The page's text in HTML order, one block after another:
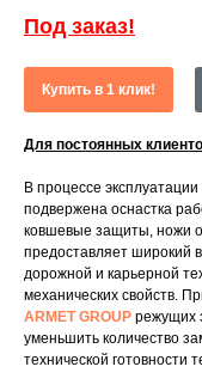
Под заказ!
Купить в 1 клик!
Для постоянных
В процессе
подвержена оснастка
ковшевые защиты, ножи
предоставляет широкий
дорожной и карьерной
механических свойств.
ARMET GROUP режущих
уменьшить количество
технической готовности